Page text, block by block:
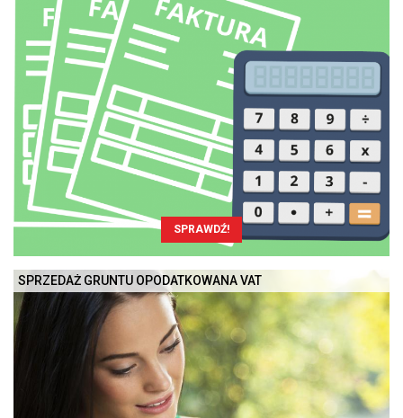
SPRAWDŹ!
SPRZEDAŻ GRUNTU OPODATKOWANA VAT